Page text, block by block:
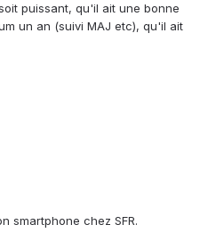
puissant, qu'il ait une bonne
un an (suivi MAJ etc), qu'il ait
smartphone chez SFR.